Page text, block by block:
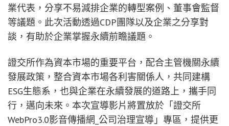
業代表，分享不易減排企業的轉型案例、董事會監督
等議題。此次活動透過CDP團隊以及企業之分享對
談，有助於企業掌握永續前瞻議題。
證交所作為資本市場的重要平台，配合主管機關永續
發展政策，整合資本市場各利害關係人，共同建構
ESG生態系，也與企業在永續發展的道路上，攜手同
行，邁向未來。本次宣導影片將置放於「證交所
WebPro3.0影音傳播網_公司治理宣導」專區，提供更